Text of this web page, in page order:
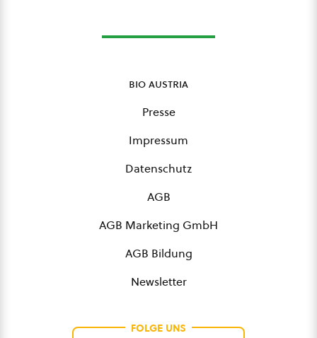
bio austria
Presse
Impressum
Datenschutz
AGB
AGB Marketing GmbH
AGB Bildung
Newsletter
FOLGE UNS